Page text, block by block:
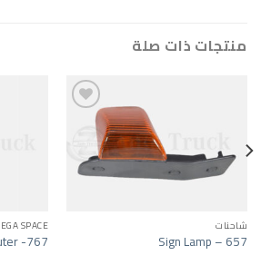
صلة
Add to wishlist
Sign
MP3/MEGA/MEGA SPACE
Deflector Outer -767